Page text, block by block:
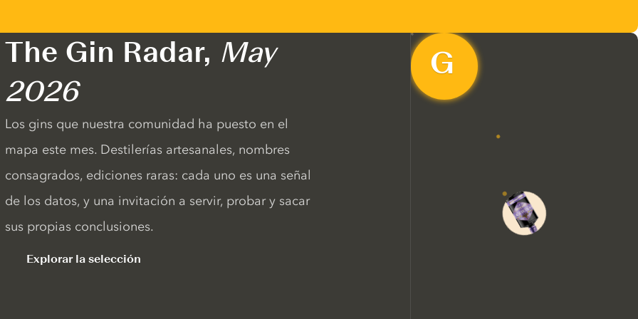
The Gin Radar, May
2026
Los gins que nuestra comunidad ha puesto en el
mapa este mes. Destilerías artesanales, nombres
consagrados, ediciones raras: cada uno es una señal
de los datos, y una invitación a servir, probar y sacar
sus propias conclusiones.
Explorar la selección